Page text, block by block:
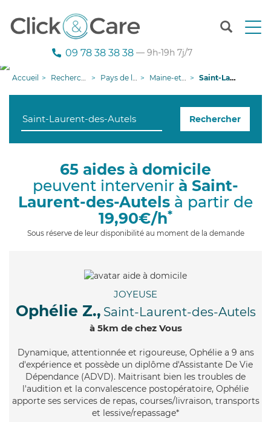
T
n
g
n
09 78 38 38 38 — 9h-19h 7j/7
Accueil Recherche aide à domicile Pays de la Loire Maine-et-Loire Saint-Laurent-des-Autels
Rechercher
65 aides à domicile
peuvent intervenir à Saint-
Laurent-des-Autels à partir de
19,90€/h*
Sous réserve de leur disponibilité au moment de la demande
JOYEUSE
Ophélie Z., Saint-Laurent-des-Autels
à 5km de chez Vous
Dynamique, attentionnée et rigoureuse, Ophélie a 9 ans
d'expérience et possède un diplôme d'Assistante De Vie
Dépendance (ADVD). Maitrisant bien les troubles de
l'audition et la convalescence postopératoire, Ophélie
apporte ses services de repas, courses/livraison, transports
et lessive/repassage*